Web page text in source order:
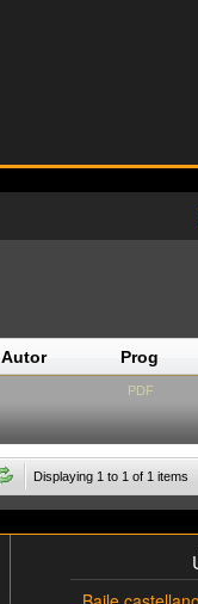
Autor Prog
PDF
Displaying 1 to 1 of 1 items